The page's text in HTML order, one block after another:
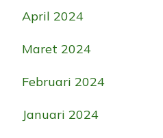
April 2024
Maret 2024
Februari 2024
Januari 2024